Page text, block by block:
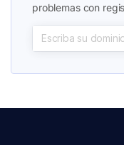
problemas con